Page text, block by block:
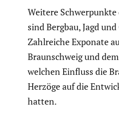
Weitere
sind Bergbau, Jagd
Zahlreiche Exponate
Braun­schweig und
welchen Einfluss die
Herzöge auf die
hatten.